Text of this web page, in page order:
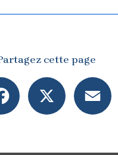
cette page
Facebook